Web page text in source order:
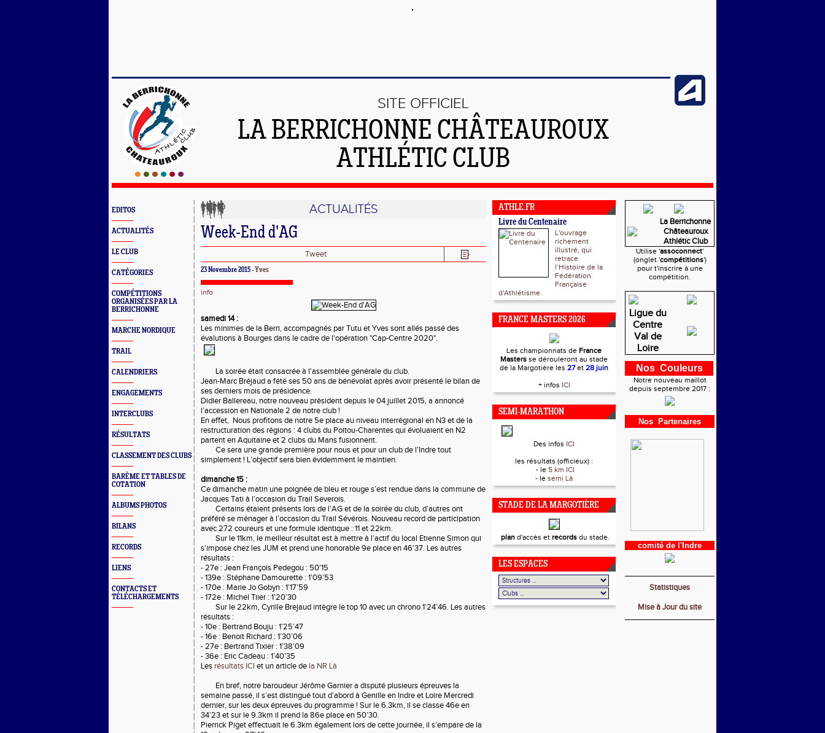
SITE OFFICIEL
LA BERRICHONNE CHÂTEAUROUX
ATHLÉTIC CLUB
EDITOS
ACTUALITÉS
LE CLUB
CATÉGORIES
COMPÉTITIONS
ORGANISÉES PAR LA
BERRICHONNE
MARCHE NORDIQUE
TRAIL
CALENDRIERS
ENGAGEMENTS
INTERCLUBS
RÉSULTATS
CLASSEMENT DES CLUBS
BARÈME ET TABLES DE
COTATION
ALBUMS PHOTOS
BILANS
RECORDS
LIENS
CONTACTS ET
TÉLÉCHARGEMENTS
ACTUALITÉS
Week-End d'AG
Tweet
23 Novembre 2015 - Yves
info
samedi 14 :
Les minimes de la Berri, accompagnés par Tutu et Yves sont allés passé des
évalutions à Bourges dans le cadre de l'opération "Cap-Centre 2020".
La soirée était consacrée à l'assemblée générale du club.
Jean-Marc Bréjaud a fété ses 50 ans de bénévolat après avoir présenté le bilan de
ses derniers mois de présidence.
Didier Ballereau, notre nouveau président depuis le 04 juillet 2015, a annoncé
l’accession en Nationale 2 de notre club !
En effet, Nous profitons de notre 5e place au niveau interrégional en N3 et de la
restructuration des régions : 4 clubs du Poitou-Charentes qui évoluaient en N2
partent en Aquitaine et 2 clubs du Mans fusionnent.
Ce sera une grande première pour nous et pour un club de l’Indre tout
simplement ! L’objectif sera bien évidemment le maintien.
dimanche 15 :
Ce dimanche matin une poignée de bleu et rouge s’est rendue dans la commune de
Jacques Tati à l’occasion du Trail Severois.
Certains étaient présents lors de l’AG et de la soirée du club, d’autres ont
préféré se ménager à l’occasion du Trail Sévérois. Nouveau record de participation
avec 272 coureurs et une formule identique : 11 et 22km.
Sur le 11km, le meilleur résultat est à mettre à l’actif du local Etienne Simon qui
s’impose chez les JUM et prend une honorable 9e place en 46’37. Les autres
résultats :
- 27e : Jean François Pedegou : 50’15
- 139e : Stéphane Damourette : 1’09’53
- 170e : Marie Jo Gobyn : 1’17’59
- 172e : Michel Tiier : 1’20’30
Sur le 22km, Cyrille Brejaud intègre le top 10 avec un chrono 1’24’46. Les autres
résultats :
- 10e : Bertrand Bouju : 1’25’47
- 16e : Benoit Richard : 1’30’06
- 27e : Bertrand Tixier : 1’38’09
- 36e : Eric Cadeau : 1’40’35
Les résultats ICI et un article de la NR Là
En bref, notre baroudeur Jérôme Garnier a disputé plusieurs épreuves la
semaine passé, il s’est distingué tout d’abord à Genille en Indre et Loire Mercredi
dernier, sur les deux épreuves du programme ! Sur le 6.3km, il se classe 46e en
34’23 et sur le 9.3km il prend la 86e place en 50’30.
Pierrick Piget effectuait le 6.3km également lors de cette journée, il s’empare de la
ATHLE.FR
Livre du Centenaire
L'ouvrage
richement
illustré, qui
retrace
l’Histoire de la
Fédération
Française
d'Athlétisme.
FRANCE MASTERS 2026
Les championnats de France
Masters se dérouleront au stade
de la Margotière les 27et 28 juin
+ infos ICI
SEMI-MARATHON
Des infos ICI
les résultats (officieux) :
- le 5 km ICI
- le semi Là
STADE DE LA MARGOTIÈRE
pland'accès et recordsdu stade.
LES ESPACES
La Berrichonne
Châteauroux
Athlétic Club
Utilise 'assoconnect'
(onglet 'compétitions')
pour t'inscrire à une
compétition.
Ligue du
Centre
Val de
Loire
Nos Couleurs
Notre nouveau maillot
depuis septembre 2017 :
Nos Partenaires
comité de l'Indre
Statistiques
Mise à Jour du site